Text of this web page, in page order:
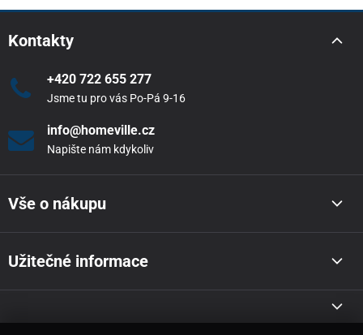
Kontakty
+420 722 655 277
Jsme tu pro vás Po-Pá 9-16
info@homeville.cz
Napište nám kdykoliv
Vše o nákupu
Užitečné informace